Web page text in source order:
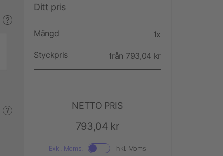
?
?
Ditt pris
Mängd 1x
Styckpris från 793,04 kr
NETTO PRIS
793,04 kr
Exkl. Moms. Inkl. Moms